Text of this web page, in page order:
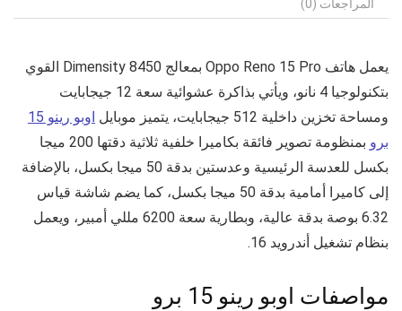
المراجعات (0)
يعمل هاتف Oppo Reno 15 Pro
بمعالج Dimensity 8450 القوي
بتكنولوجيا 4 نانو، ويأتي بذاكرة عشوائية سعة 12 جيجابايت
ومساحة تخزين داخلية 512 جيجابايت، يتميز موبايل
اوبو رينو 15
برو
بمنظومة تصوير فائقة بكاميرا خلفية ثلاثية دقتها 200 ميجا
بكسل للعدسة الرئيسية وعدستين بدقة 50 ميجا بكسل، بالإضافة
إلى كاميرا أمامية بدقة 50 ميجا بكسل، كما يضم شاشة قياس
6.32 بوصة بدقة عالية، وبطارية سعة 6200 مللي أمبير، ويعمل
بنظام تشغيل أندرويد 16.
مواصفات اوبو رينو 15 برو